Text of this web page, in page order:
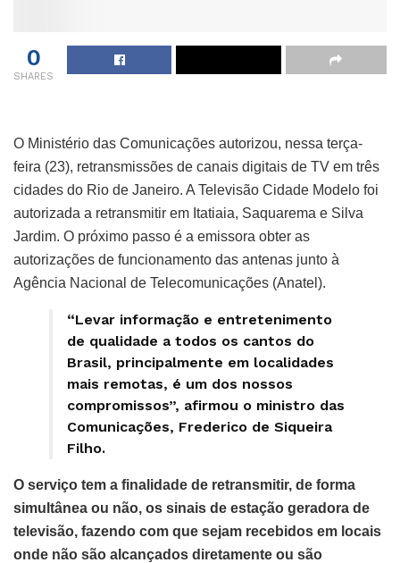
0
SHARES
O Ministério das Comunicações autorizou, nessa terça-
feira (23), retransmissões de canais digitais de TV em três
cidades do Rio de Janeiro. A Televisão Cidade Modelo foi
autorizada a retransmitir em Itatiaia, Saquarema e Silva
Jardim. O próximo passo é a emissora obter as
autorizações de funcionamento das antenas junto à
Agência Nacional de Telecomunicações (Anatel).
“Levar informação e entretenimento
de qualidade a todos os cantos do
Brasil, principalmente em localidades
mais remotas, é um dos nossos
compromissos”, afirmou o ministro das
Comunicações, Frederico de Siqueira
Filho.
O serviço tem a finalidade de retransmitir, de forma
simultânea ou não, os sinais de estação geradora de
televisão, fazendo com que sejam recebidos em locais
onde não são alcançados diretamente ou são